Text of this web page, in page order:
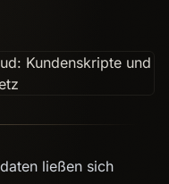
ließen sich